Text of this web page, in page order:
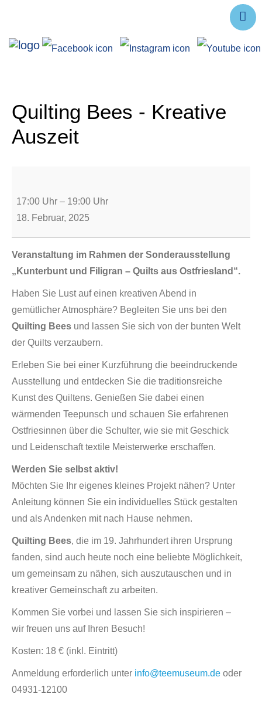
Forschung
Über uns
Service
Quilting Bees - Kreative
Auszeit
17:00 Uhr – 19:00 Uhr
18. Februar, 2025
Veranstaltung im Rahmen der Sonderausstellung
„Kunterbunt und Filigran – Quilts aus Ostfriesland“.
Haben Sie Lust auf einen kreativen Abend in
gemütlicher Atmosphäre? Begleiten Sie uns bei den
Quilting Bees und lassen Sie sich von der bunten Welt
der Quilts verzaubern.
Erleben Sie bei einer Kurzführung die beeindruckende
Ausstellung und entdecken Sie die traditionsreiche
Kunst des Quiltens. Genießen Sie dabei einen
wärmenden Teepunsch und schauen Sie erfahrenen
Ostfriesinnen über die Schulter, wie sie mit Geschick
und Leidenschaft textile Meisterwerke erschaffen.
Werden Sie selbst aktiv!
Möchten Sie Ihr eigenes kleines Projekt nähen? Unter
Anleitung können Sie ein individuelles Stück gestalten
und als Andenken mit nach Hause nehmen.
Quilting Bees, die im 19. Jahrhundert ihren Ursprung
fanden, sind auch heute noch eine beliebte Möglichkeit,
um gemeinsam zu nähen, sich auszutauschen und in
kreativer Gemeinschaft zu arbeiten.
Kommen Sie vorbei und lassen Sie sich inspirieren –
wir freuen uns auf Ihren Besuch!
Kosten: 18 € (inkl. Eintritt)
Anmeldung erforderlich unter info@teemuseum.de oder
04931-12100